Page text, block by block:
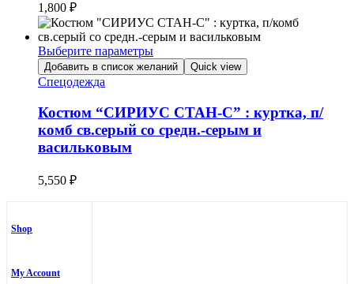
выбрать
на
странице
товара.
1,800 ₽
Выберите параметры
Этот
товар
имеет
несколько
вариаций.
Опции
можно
на
Добавить в список желаний Quick view
Спецодежда
Костюм “СИРИУС СТАН-С” : куртка, п/
комб св.серый со средн.-серым и
васильковым
5,550 ₽
Shop
My Account